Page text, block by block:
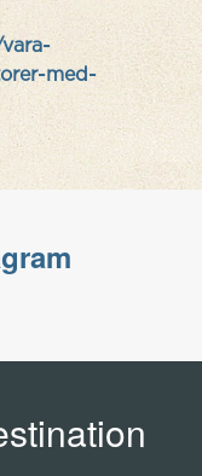
med-